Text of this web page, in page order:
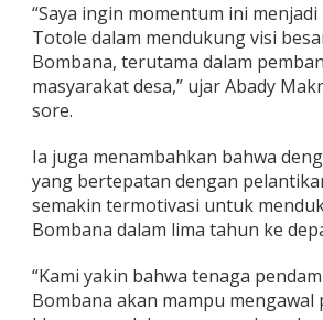
t
i
a
n
p
a
t
d
n
a
“Saya ingin momentum ini
Totole dalam mendukung visi
Bombana, terutama dalam
masyarakat desa,” ujar Abady
sore.
Ia juga menambahkan bahwa
yang bertepatan dengan
semakin termotivasi untuk
Bombana dalam lima tahun ke
“Kami yakin bahwa tenaga
Bombana akan mampu